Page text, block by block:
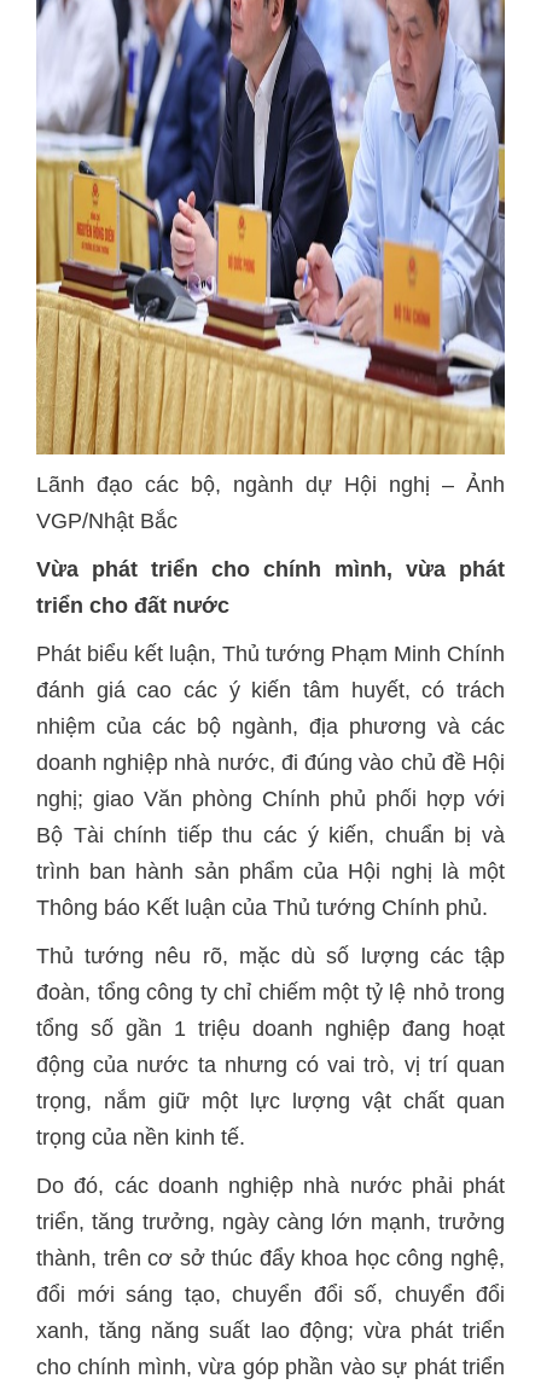
Lãnh đạo các bộ, ngành dự Hội nghị – Ảnh
VGP/Nhật Bắc
Vừa phát triển cho chính mình, vừa phát
triển cho đất nước
Phát biểu kết luận, Thủ tướng Phạm Minh Chính
đánh giá cao các ý kiến tâm huyết, có trách
nhiệm của các bộ ngành, địa phương và các
doanh nghiệp nhà nước, đi đúng vào chủ đề Hội
nghị; giao Văn phòng Chính phủ phối hợp với
Bộ Tài chính tiếp thu các ý kiến, chuẩn bị và
trình ban hành sản phẩm của Hội nghị là một
Thông báo Kết luận của Thủ tướng Chính phủ.
Thủ tướng nêu rõ, mặc dù số lượng các tập
đoàn, tổng công ty chỉ chiếm một tỷ lệ nhỏ trong
tổng số gần 1 triệu doanh nghiệp đang hoạt
động của nước ta nhưng có vai trò, vị trí quan
trọng, nắm giữ một lực lượng vật chất quan
trọng của nền kinh tế.
Do đó, các doanh nghiệp nhà nước phải phát
triển, tăng trưởng, ngày càng lớn mạnh, trưởng
thành, trên cơ sở thúc đẩy khoa học công nghệ,
đổi mới sáng tạo, chuyển đổi số, chuyển đổi
xanh, tăng năng suất lao động; vừa phát triển
cho chính mình, vừa góp phần vào sự phát triển